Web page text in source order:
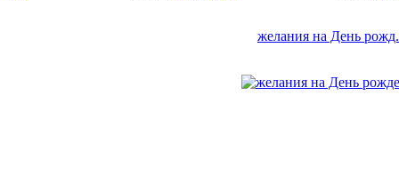
желания на День